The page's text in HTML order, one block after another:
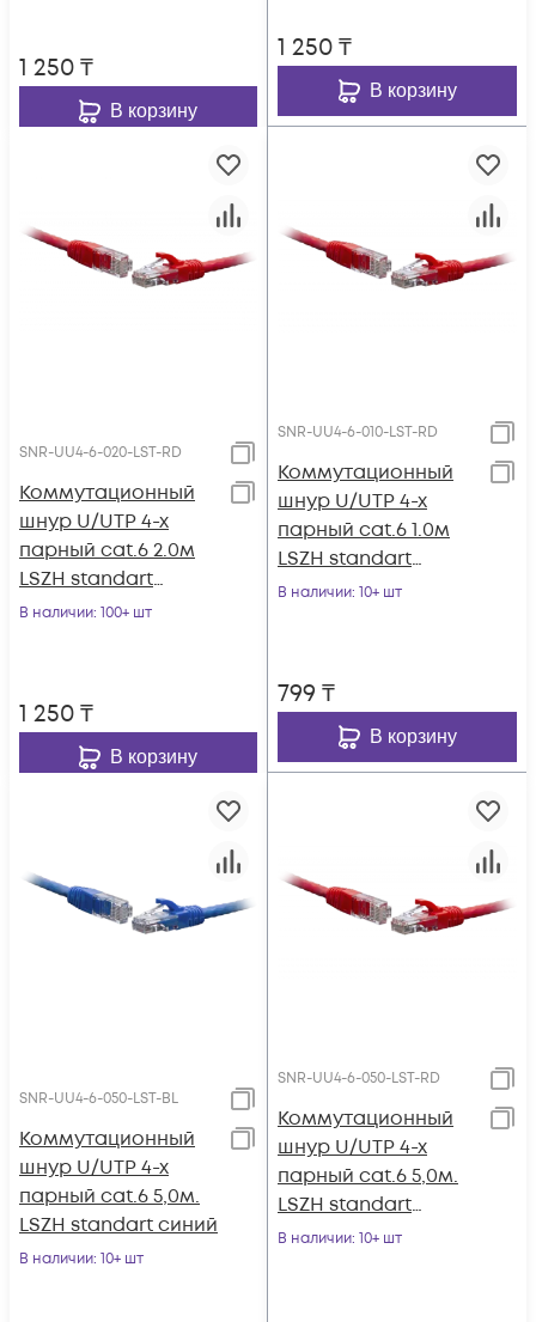
1 250₸
В корзину
1 250₸
В корзину
SNR-UU4-6-020-LST-RD
Коммутационный
шнур U/UTP 4-х
парный cat.6 2.0м
LSZH standart
красный
В наличии: 100+ шт
1 250₸
В корзину
SNR-UU4-6-010-LST-RD
Коммутационный
шнур U/UTP 4-х
парный cat.6 1.0м
LSZH standart
красный
В наличии: 10+ шт
799 ₸
В корзину
SNR-UU4-6-050-LST-BL
Коммутационный
шнур U/UTP 4-х
парный cat.6 5,0м.
LSZH standart синий
В наличии: 10+ шт
SNR-UU4-6-050-LST-RD
Коммутационный
шнур U/UTP 4-х
парный cat.6 5,0м.
LSZH standart
красный
В наличии: 10+ шт